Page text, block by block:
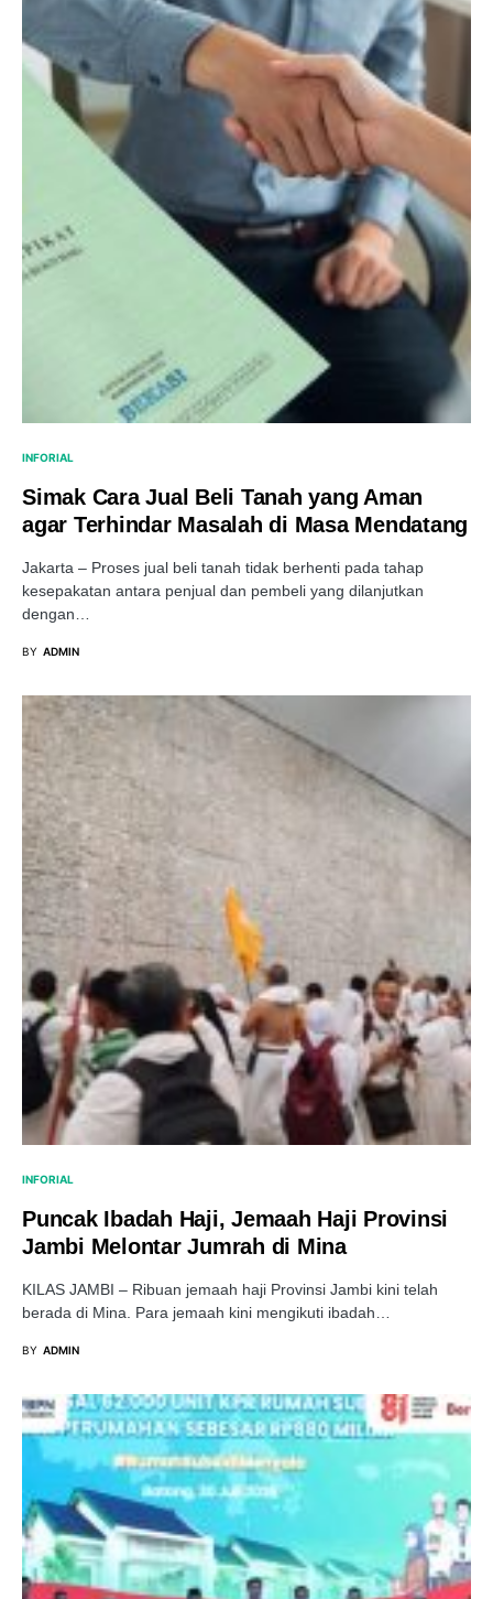
INFORIAL
Simak Cara Jual Beli Tanah yang Aman
agar Terhindar Masalah di Masa Mendatang
Jakarta – Proses jual beli tanah tidak berhenti pada tahap
kesepakatan antara penjual dan pembeli yang dilanjutkan
dengan…
BY ADMIN
INFORIAL
Puncak Ibadah Haji, Jemaah Haji Provinsi
Jambi Melontar Jumrah di Mina
KILAS JAMBI – Ribuan jemaah haji Provinsi Jambi kini telah
berada di Mina. Para jemaah kini mengikuti ibadah…
BY ADMIN